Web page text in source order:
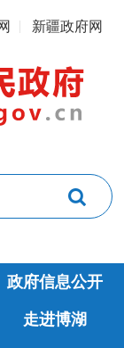
新疆政府网
政府信息公开
走进博湖